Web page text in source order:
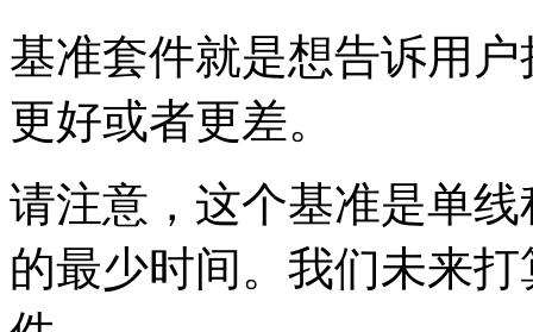
基准套件就是想告诉用
更好或者更差。
请注意，这个基准是单
的最少时间。我们未来